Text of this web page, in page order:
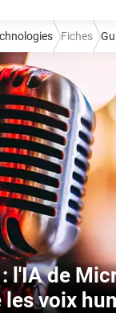
Fiches
: l'IA de
voix